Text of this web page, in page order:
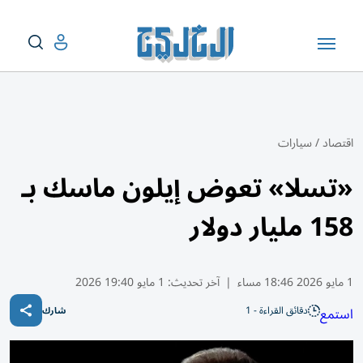
اقتصاد/سيارات
«تسلا» تعوض إيلون ماسك بـ
158 مليار دولار
1 مايو 2026 18:46 مساء | آخر تحديث: 1 مايو 19:40 2026
استمع دقائق القراءة - 1 شارك